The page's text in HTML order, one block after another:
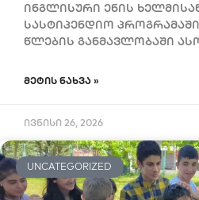
ინგლისური ენის
სასტიპენდიო პროგრამაში
წლების განმავლობაში
ᲛᲔᲢᲘᲡ ᲜᲐᲮᲕᲐ »
ივნისი 26, 2026
UNCATEGORIZED